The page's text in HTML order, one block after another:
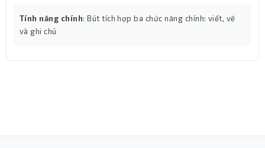
Tính năng chính: Bút tích hợp ba chức năng chính: viết, vẽ
và ghi chú